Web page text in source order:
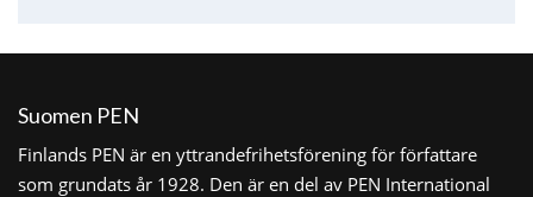
Suomen PEN
Finlands PEN är en yttrandefrihetsförening för författare
som grundats år 1928. Den är en del av PEN International